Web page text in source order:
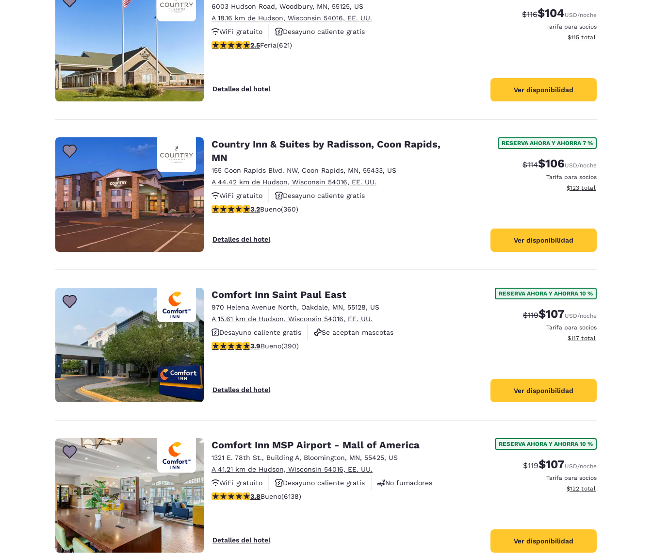
6003 Hudson Road, Woodbury, MN, 55125, US
A 18.16 km de Hudson, Wisconsin 54016, EE. UU.
WiFi gratuito
Desayuno caliente gratis
Se aceptan mascotas
calificación de 2.51 estrellas. Feria. 621 reseñas
2.5Feria(621)
Detalles del hotel
Precio tachado:
$116Precio con descuento:
$104USD/noche
Tarifa para socios
Ver detalles del total
$115 total
Ver disponibilidad
Country Inn & Suites by Radisson, Coon Rapids,
MN
155 Coon Rapids Blvd. NW, Coon Rapids, MN, 55433, US
A 44.42 km de Hudson, Wisconsin 54016, EE. UU.
WiFi gratuito
Desayuno caliente gratis
Se aceptan mascotas
calificación de 3.16 estrellas. Bueno. 360 reseñas
3.2Bueno(360)
Detalles del hotel
RESERVA AHORA Y AHORRA 7 %
Precio tachado:
$114Precio con descuento:
$106USD/noche
Tarifa para socios
Ver detalles del total
$123 total
Ver disponibilidad
Comfort Inn Saint Paul East
970 Helena Avenue North, Oakdale, MN, 55128, US
A 15.61 km de Hudson, Wisconsin 54016, EE. UU.
Desayuno caliente gratis
Se aceptan mascotas
No fumadores
calificación de 3.92 estrellas. Bueno. 390 reseñas
3.9Bueno(390)
Detalles del hotel
RESERVA AHORA Y AHORRA 10 %
Precio tachado:
$119Precio con descuento:
$107USD/noche
Tarifa para socios
Ver detalles del total
$117 total
Ver disponibilidad
Comfort Inn MSP Airport - Mall of America
1321 E. 78th St., Building A, Bloomington, MN, 55425, US
A 41.21 km de Hudson, Wisconsin 54016, EE. UU.
WiFi gratuito
Desayuno caliente gratis
No fumadores
calificación de 3.76 estrellas. Bueno. 6138 reseñas
3.8Bueno(6138)
Detalles del hotel
RESERVA AHORA Y AHORRA 10 %
Precio tachado:
$119Precio con descuento:
$107USD/noche
Tarifa para socios
Ver detalles del total
$122 total
Ver disponibilidad